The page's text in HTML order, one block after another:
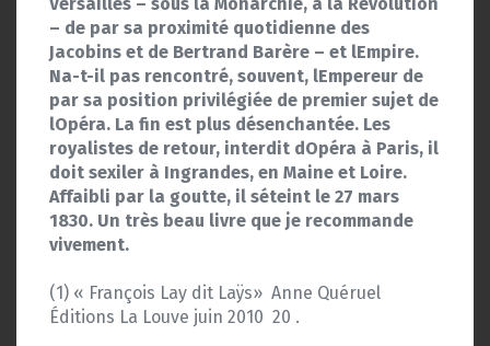
Versailles – sous la Monarchie, à la Révolution
– de par sa proximité quotidienne des
Jacobins et de Bertrand Barère – et lEmpire.
Na-t-il pas rencontré, souvent, lEmpereur de
par sa position privilégiée de premier sujet de
lOpéra. La fin est plus désenchantée. Les
royalistes de retour, interdit dOpéra à Paris, il
doit sexiler à Ingrandes, en Maine et Loire.
Affaibli par la goutte, il séteint le 27 mars
1830. Un très beau livre que je recommande
vivement.
(1) « François Lay dit Laÿs»  Anne Quéruel
Éditions La Louve juin 2010  20 .